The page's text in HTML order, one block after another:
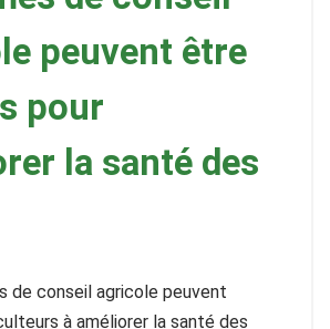
peuvent être
pour
la santé des
de conseil agricole peuvent
à améliorer la santé des